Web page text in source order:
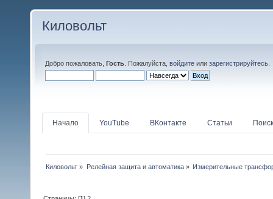
Киловольт
Добро пожаловать, Гость . Пожалуйста, войдите или зарегистрируйтесь
Начало YouTube ВКонтакте Статьи Поиск
Киловольт » Релейная защита и автоматика» Измерительные